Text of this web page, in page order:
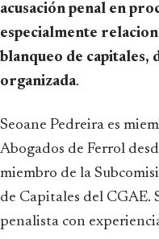
acusación penal en
especialmente
blanqueo de capitales,
organizada.
Seoane Pedreira es
Abogados de Ferrol
miembro de la
de Capitales del CGAE.
penalista con